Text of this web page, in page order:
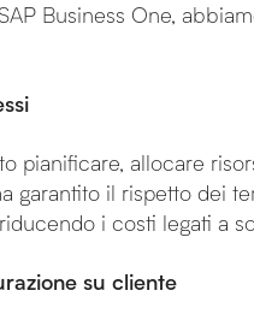
Business One,
pianificare, allocare
garantito il rispetto dei
i costi legati a
su cliente